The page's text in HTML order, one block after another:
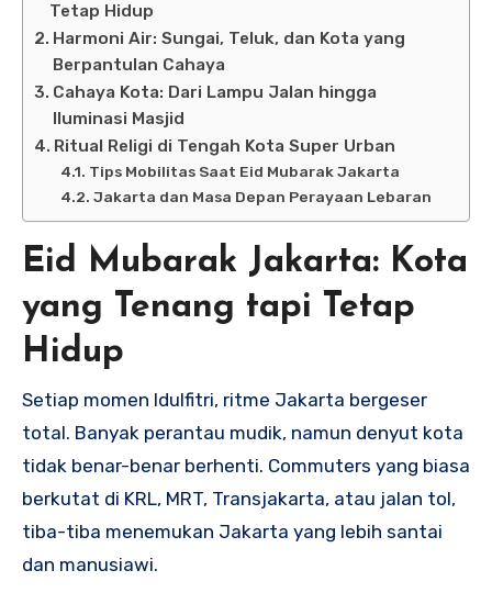
Tetap Hidup
Harmoni Air: Sungai, Teluk, dan Kota yang
Berpantulan Cahaya
Cahaya Kota: Dari Lampu Jalan hingga
Iluminasi Masjid
Ritual Religi di Tengah Kota Super Urban
Tips Mobilitas Saat Eid Mubarak Jakarta
Jakarta dan Masa Depan Perayaan Lebaran
Eid Mubarak Jakarta: Kota
yang Tenang tapi Tetap
Hidup
Setiap momen Idulfitri, ritme Jakarta bergeser
total. Banyak perantau mudik, namun denyut kota
tidak benar-benar berhenti. Commuters yang biasa
berkutat di KRL, MRT, Transjakarta, atau jalan tol,
tiba-tiba menemukan Jakarta yang lebih santai
dan manusiawi.